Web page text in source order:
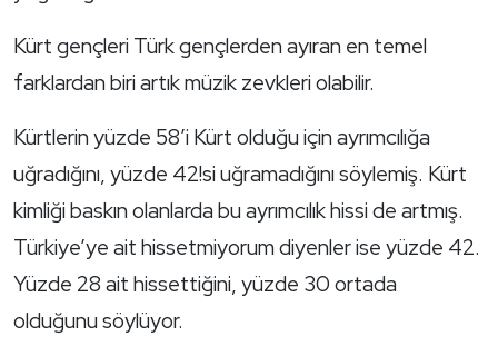
Kürt gençleri Türk gençlerden ayıran en temel
farklardan biri artık müzik zevkleri olabilir.
Kürtlerin yüzde 58’i Kürt olduğu için ayrımcılığa
uğradığını, yüzde 42!si uğramadığını söylemiş. Kürt
kimliği baskın olanlarda bu ayrımcılık hissi de artmış.
Türkiye’ye ait hissetmiyorum diyenler ise yüzde 42.
Yüzde 28 ait hissettiğini, yüzde 30 ortada
olduğunu söylüyor.